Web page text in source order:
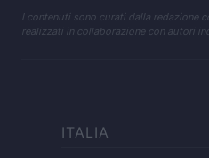
I contenuti sono curati dalla redazione
realizzati in collaborazione con autori
ITALIA